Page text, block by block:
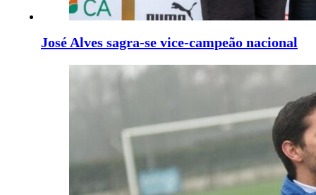
José Alves sagra-se vice-campeão nacional